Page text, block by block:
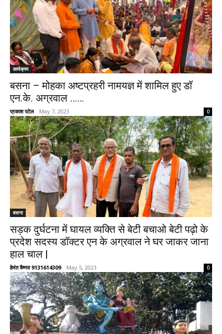
कार्यक्रम
बसना – मोहका अष्टप्रहरी नामयज्ञ में शामिल हुए डॉ
एन.के. अग्रवाल ……
प्रकाश पटेल - May 7, 2023 0
बसना
सड़क दुर्घटना में घायल व्यक्ति से बेटी बचाओ बेटी पढ़ो के
प्रदेश सदस्य डॉक्टर एन के अग्रवाल ने घर जाकर जाना
हाल चाल |
हेमंत वैष्णव 9131614309 - May 5, 2023 0